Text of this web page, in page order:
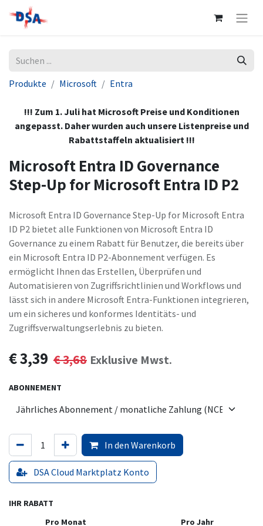
Produkte Microsoft Entra
!!! Zum 1. Juli hat Microsoft Preise und Konditionen
angepasst. Daher wurden auch unsere Listenpreise und
Rabattstaffeln aktualisiert !!!
Microsoft Entra ID Governance
Step-Up for Microsoft Entra ID P2
Microsoft Entra ID Governance Step-Up for Microsoft Entra
ID P2 bietet alle Funktionen von Microsoft Entra ID
Governance zu einem Rabatt für Benutzer, die bereits über
ein Microsoft Entra ID P2-Abonnement verfügen. Es
ermöglicht Ihnen das Erstellen, Überprüfen und
Automatisieren von Zugriffsrichtlinien und Workflows und
lässt sich in andere Microsoft Entra-Funktionen integrieren,
um ein sicheres und konformes Identitäts- und
Zugriffsverwaltungserlebnis zu bieten.
€3,39 €3,68 Exklusive Mwst.
ABONNEMENT
In den Warenkorb
DSA Cloud Marktplatz Konto
IHR RABATT
Pro Monat
Pro Jahr